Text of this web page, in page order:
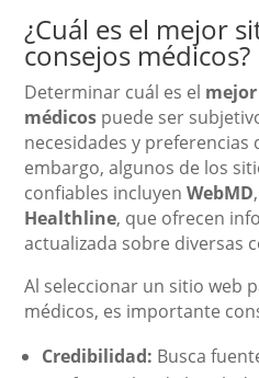
¿Cuál es el mejor
consejos médicos?
Determinar cuál es el
médicos puede ser
necesidades y preferencias
embargo, algunos de los
confiables incluyenWebMD,
Healthline, que ofrecen
actualizada sobre diversas
Al seleccionar un sitio web
médicos, es importante
Credibilidad: Busca